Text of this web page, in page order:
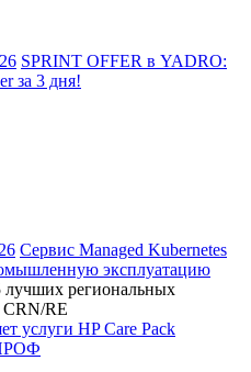
SPRINT OFFER в YADRO:
за 3 дня!
Сервис Managed Kubernetes
эксплуатацию